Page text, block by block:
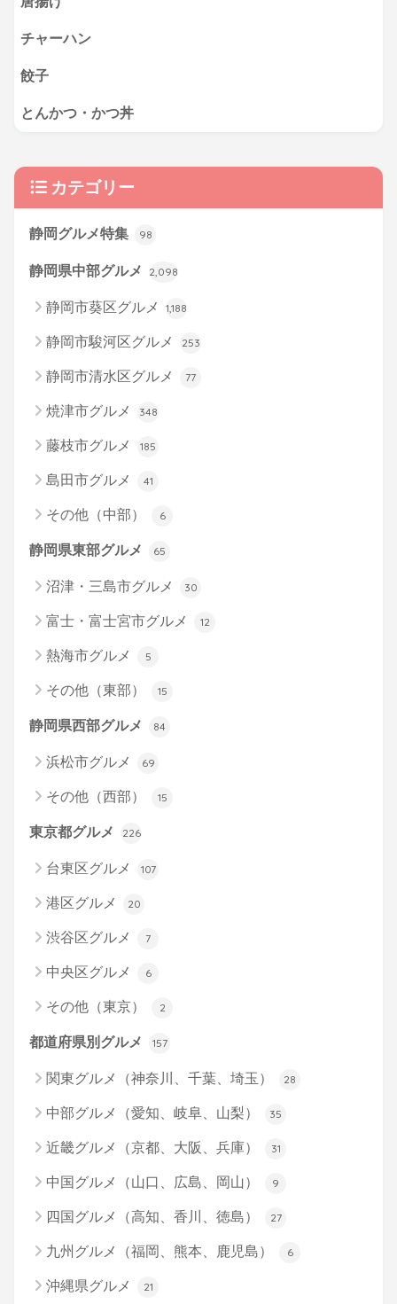
チャーハン
餃子
とんかつ・かつ丼
カテゴリー
静岡グルメ特集 98
静岡県中部グルメ 2,098
静岡市葵区グルメ 1,188
静岡市駿河区グルメ 253
静岡市清水区グルメ 77
焼津市グルメ 348
藤枝市グルメ 185
島田市グルメ 41
その他（中部） 6
静岡県東部グルメ 65
沼津・三島市グルメ 30
富士・富士宮市グルメ 12
熱海市グルメ 5
その他（東部） 15
静岡県西部グルメ 84
浜松市グルメ 69
その他（西部） 15
東京都グルメ 226
台東区グルメ 107
港区グルメ 20
渋谷区グルメ 7
中央区グルメ 6
その他（東京） 2
都道府県別グルメ 157
関東グルメ（神奈川、千葉、埼玉） 28
中部グルメ（愛知、岐阜、山梨） 35
近畿グルメ（京都、大阪、兵庫） 31
中国グルメ（山口、広島、岡山） 9
四国グルメ（高知、香川、徳島） 27
九州グルメ（福岡、熊本、鹿児島） 6
沖縄県グルメ 21